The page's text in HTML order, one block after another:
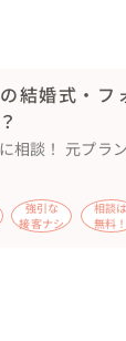
お二人でキャ
れ、ゲスト
いたイラスト
音声認識アプ
の手話ポーズ
結婚式・フ
相談！ 元プラ
強引な
接客ナシ
相談
無料！